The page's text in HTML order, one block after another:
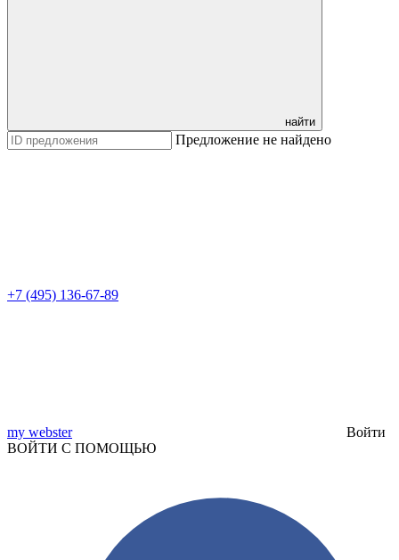
найти
Предложение не найдено
+7 (495) 136-67-89
my webster
Войти
ВОЙТИ С ПОМОЩЬЮ